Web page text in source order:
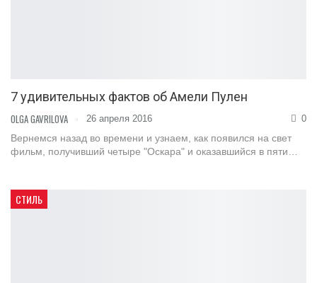
7 удивительных фактов об Амели Пулен
OLGA GAVRILOVA 26 апреля 2016 0
Вернемся назад во времени и узнаем, как появился на свет
фильм, получивший четыре "Оскара" и оказавшийся в пяти…
СТИЛЬ